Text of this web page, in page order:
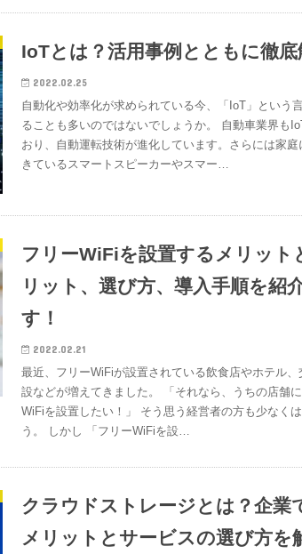
IoTとは？活用事例とともに徹底
2022.02.25
自動化や効率化が求められている今、「IoT」という
ることも多いのではないでしょうか。 自動車業界も
おり、自動運転技術が進化しています。さらには家庭
きているスマートスピーカーやスマー…
フリーWiFiを設置するメリット
リット、選び方、導入手順を紹
す！
2022.02.21
最近、フリーWiFiが設置されている飲食店やホテル
設などが増えてきました。 「それなら、うちの店舗
WiFiを設置したい！」 そう思う経営者の方も少なく
う。 しかし 「フリーWiFiを設…
クラウドストレージとは？企業
メリットとサービスの選び方を